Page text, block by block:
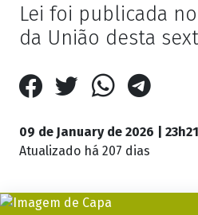
Lei foi publicada
da União desta
09 de January de 2026 | 23h21
Atualizado há 207 dias